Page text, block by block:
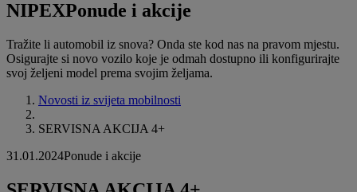
NIPEXPonude i akcije
Tražite li automobil iz snova? Onda ste kod nas na pravom mjestu.
Osigurajte si novo vozilo koje je odmah dostupno ili konfigurirajte
svoj željeni model prema svojim željama.
Novosti iz svijeta mobilnosti
SERVISNA AKCIJA 4+
31.01.2024Ponude i akcije